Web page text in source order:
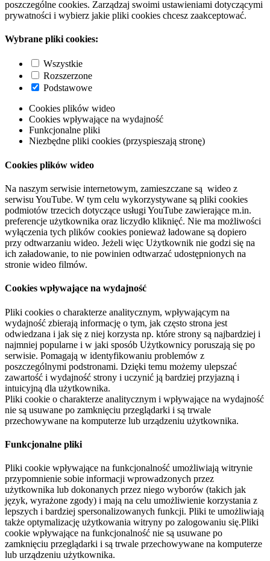
poszczególne cookies. Zarządzaj swoimi ustawieniami dotyczącymi
prywatności i wybierz jakie pliki cookies chcesz zaakceptować.
Wybrane pliki cookies:
Wszystkie
Rozszerzone
Podstawowe
Cookies plików wideo
Cookies wpływające na wydajność
Funkcjonalne pliki
Niezbędne pliki cookies (przyspieszają stronę)
Cookies plików wideo
Na naszym serwisie internetowym, zamieszczane są wideo z
serwisu YouTube. W tym celu wykorzystywane są pliki cookies
podmiotów trzecich dotyczące usługi YouTube zawierające m.in.
preferencje użytkownika oraz liczydło kliknięć. Nie ma możliwości
wyłączenia tych plików cookies ponieważ ładowane są dopiero
przy odtwarzaniu wideo. Jeżeli więc Użytkownik nie godzi się na
ich załadowanie, to nie powinien odtwarzać udostępnionych na
stronie wideo filmów.
Cookies wpływające na wydajność
Pliki cookies o charakterze analitycznym, wpływającym na
wydajność zbierają informację o tym, jak często strona jest
odwiedzana i jak się z niej korzysta np. które strony są najbardziej i
najmniej popularne i w jaki sposób Użytkownicy poruszają się po
serwisie. Pomagają w identyfikowaniu problemów z
poszczególnymi podstronami. Dzięki temu możemy ulepszać
zawartość i wydajność strony i uczynić ją bardziej przyjazną i
intuicyjną dla użytkownika.
Pliki cookie o charakterze analitycznym i wpływające na wydajność
nie są usuwane po zamknięciu przeglądarki i są trwale
przechowywane na komputerze lub urządzeniu użytkownika.
Funkcjonalne pliki
Pliki cookie wpływające na funkcjonalność umożliwiają witrynie
przypomnienie sobie informacji wprowadzonych przez
użytkownika lub dokonanych przez niego wyborów (takich jak
język, wyrażone zgody) i mają na celu umożliwienie korzystania z
lepszych i bardziej spersonalizowanych funkcji. Pliki te umożliwiają
także optymalizację użytkowania witryny po zalogowaniu się.Pliki
cookie wpływające na funkcjonalność nie są usuwane po
zamknięciu przeglądarki i są trwale przechowywane na komputerze
lub urządzeniu użytkownika.